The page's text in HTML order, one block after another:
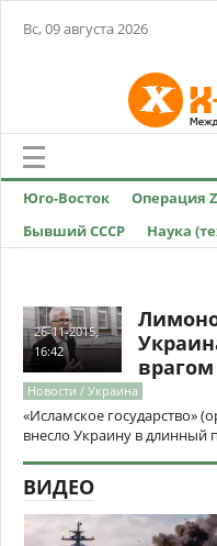
Вс, 09 августа 2026
Юго-Восток Операция
Бывший СССР
Наука
26-11-2015,
16:42
Новости / Украина
«Исламское государство»
внесло Украину в длинный
ВИДЕО